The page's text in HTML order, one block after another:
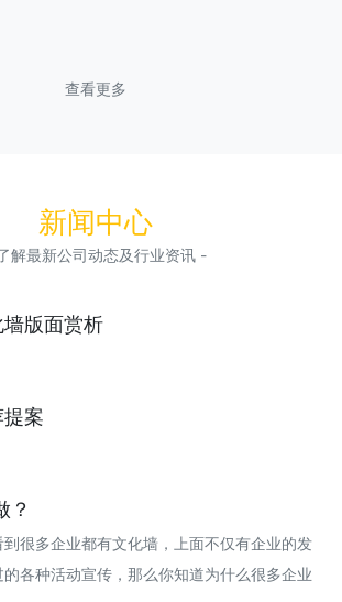
查看更多
新闻中心
解最新公司动态及行业资讯 -
版面赏析
案
？
很多企业都有文化墙，上面不仅有企业的发
各种活动宣传，那么你知道为什么很多企业